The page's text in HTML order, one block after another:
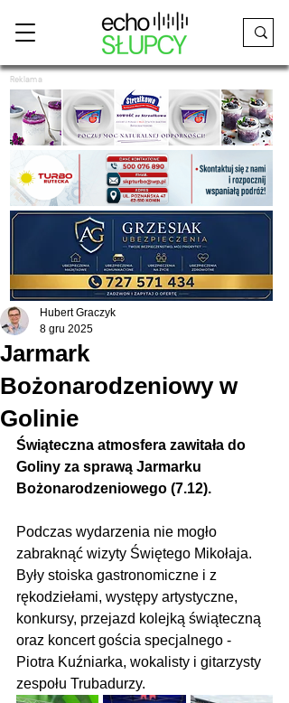
Reklama
Jarmark
Bożonarodzeniowy w
Golinie
Hubert Graczyk
8 gru 2025
Świąteczna atmosfera zawitała do
Goliny za sprawą Jarmarku
Bożonarodzeniowego (7.12).
Podczas wydarzenia nie mogło
zabraknąć wizyty Świętego Mikołaja.
Były stoiska gastronomiczne i z
rękodziełami, występy artystyczne,
konkursy, przejazd kolejką świąteczną
oraz koncert gościa specjalnego -
Piotra Kuźniarka, wokalisty i gitarzysty
zespołu Trubadurzy.